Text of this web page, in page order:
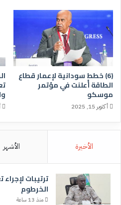
(6) خطط سودانية لإعمار قطاع
الطاقة أُعلنت في مؤتمر
موسكو
أكتوبر 15, 2025
الأخيرة الأشهر
ترتيبات
الخرطوم
منذ 13 ساعة